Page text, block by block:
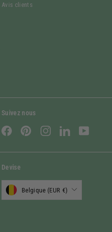
Avis clients
Suivez nous
FacebookPinterestInstagramLinkedIn
Devise
Belgique (EUR €)